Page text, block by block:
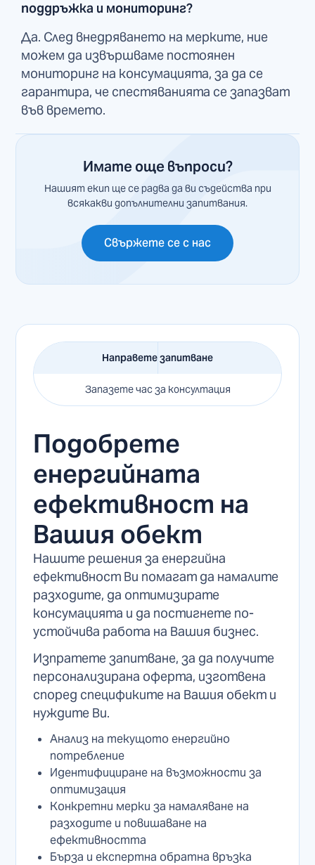
поддръжка и мониторинг?
Да. След внедряването на мерките, ние
можем да извършваме постоянен
мониторинг на консумацията, за да се
гарантира, че спестяванията се запазват
във времето.
Имате още въпроси?
Нашият екип ще се радва да ви съдейства при
всякакви допълнителни запитвания.
Свържете се с нас
Направете запитване
Запазете час за консултация
Подобрете
енергийната
ефективност на
Вашия обект
Нашите решения за енергийна
ефективност Ви помагат да намалите
разходите, да оптимизирате
консумацията и да постигнете по-
устойчива работа на Вашия бизнес.
Изпратете запитване, за да получите
персонализирана оферта, изготвена
според спецификите на Вашия обект и
нуждите Ви.
Анализ на текущото енергийно
потребление
Идентифициране на възможности за
оптимизация
Конкретни мерки за намаляване на
разходите и повишаване на
ефективността
Бърза и експертна обратна връзка